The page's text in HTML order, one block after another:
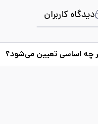
دیدگاه کاربران
چه اساسی تعیین می‌شود؟